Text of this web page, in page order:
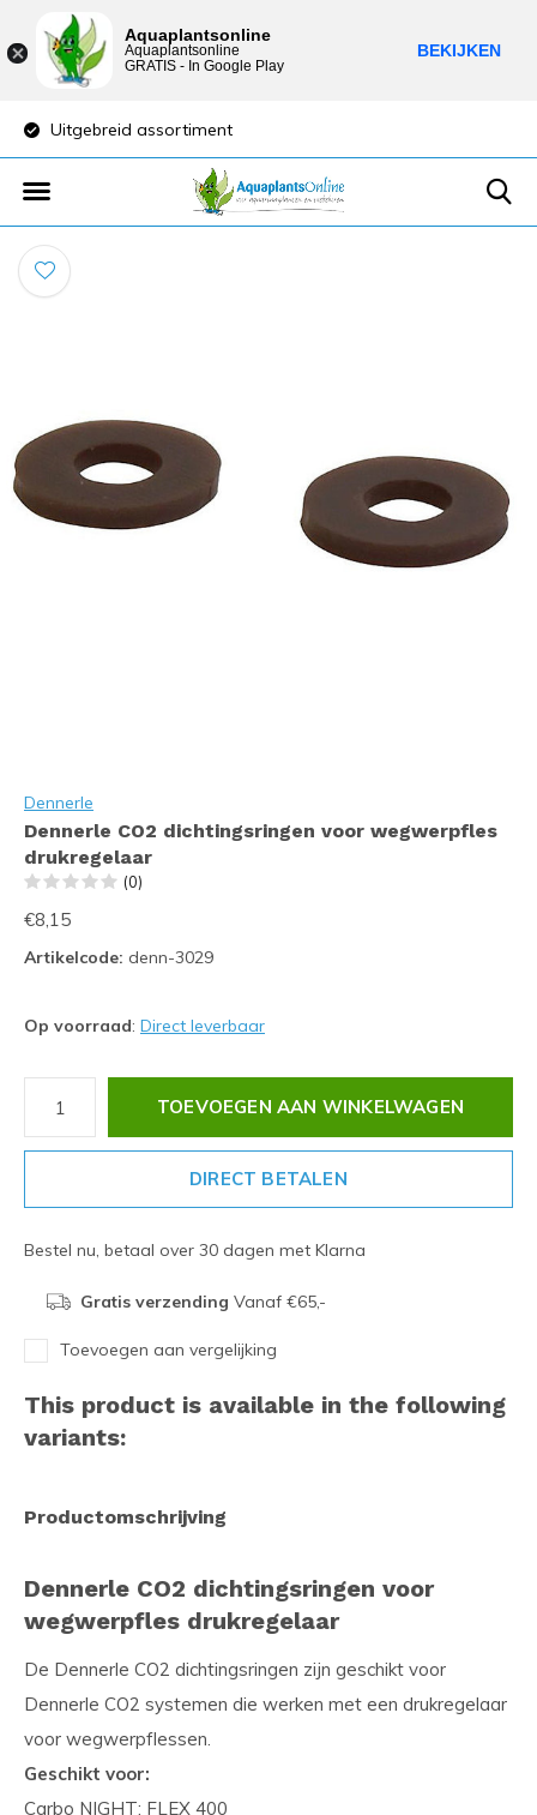
Uitgebreid assortiment
Dennerle
Dennerle CO2 dichtingsringen voor wegwerpfles
drukregelaar
(0)
€8,15
Artikelcode: denn-3029
Op voorraad: Direct leverbaar
TOEVOEGEN AAN WINKELWAGEN
DIRECT BETALEN
Bestel nu, betaal over 30 dagen met Klarna
Gratis verzending Vanaf €65,-
Toevoegen aan vergelijking
This product is available in the following
variants:
Productomschrijving
Dennerle CO2 dichtingsringen voor
wegwerpfles drukregelaar
De Dennerle CO2 dichtingsringen zijn geschikt voor
Dennerle CO2 systemen die werken met een drukregelaar
voor wegwerpflessen.
Geschikt voor:
Carbo NIGHT: FLEX 400
Aquaplantsonline
Aquaplantsonline
GRATIS - In Google Play
BEKIJKEN